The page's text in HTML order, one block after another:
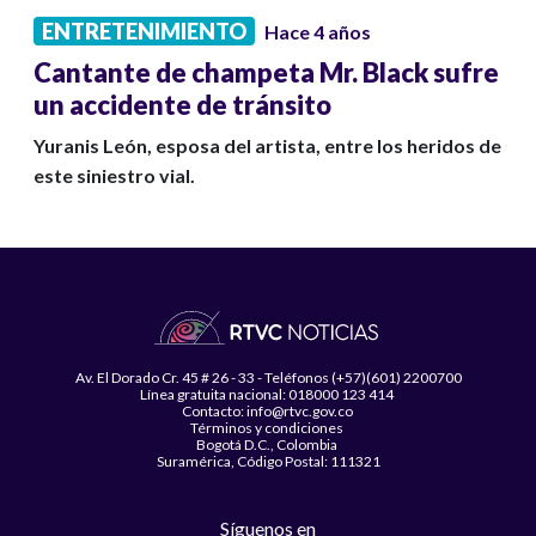
ENTRETENIMIENTO Hace 4 años
Cantante de champeta Mr. Black sufre
un accidente de tránsito
Yuranis León, esposa del artista, entre los heridos de
este siniestro vial.
Av. El Dorado Cr. 45 # 26 - 33 - Teléfonos (+57)(601) 2200700
Línea gratuita nacional: 018000 123 414
Contacto: info@rtvc.gov.co
Términos y condiciones
Bogotá D.C., Colombia
Suramérica, Código Postal: 111321
Síguenos en